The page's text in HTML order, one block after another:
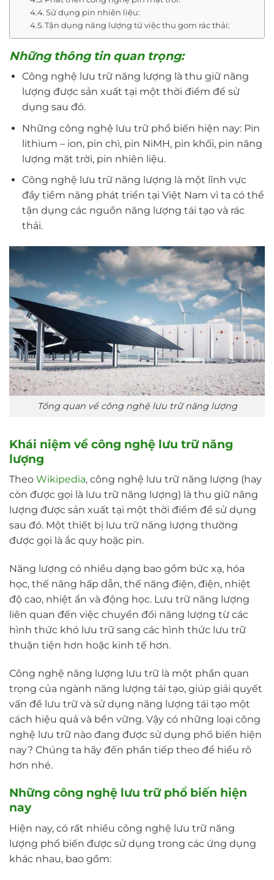
Sử dụng pin nhiên liệu:
Tận dụng năng lượng từ việc thu gom rác thải:
Những thông tin quan trọng:
Công nghệ lưu trữ năng lượng là thu giữ năng
lượng được sản xuất tại một thời điểm để sử
dụng sau đó.
Những công nghệ lưu trữ phổ biến hiện nay: Pin
lithium – ion, pin chì, pin NiMH, pin khối, pin năng
lượng mặt trời, pin nhiên liệu.
Công nghệ lưu trữ năng lượng là một lĩnh vực
đầy tiềm năng phát triển tại Việt Nam vì ta có thể
tận dụng các nguồn năng lượng tái tạo và rác
thải.
Tổng quan về công nghệ lưu trữ năng lượng
Khái niệm về công nghệ lưu trữ năng
lượng
Theo Wikipedia, công nghệ lưu trữ năng lượng (hay
còn được gọi là lưu trữ năng lượng) là thu giữ năng
lượng được sản xuất tại một thời điểm để sử dụng
sau đó. Một thiết bị lưu trữ năng lượng thường
được gọi là ắc quy hoặc pin.
Năng lượng có nhiều dạng bao gồm bức xạ, hóa
học, thế năng hấp dẫn, thế năng điện, điện, nhiệt
độ cao, nhiệt ẩn và động học. Lưu trữ năng lượng
liên quan đến việc chuyển đổi năng lượng từ các
hình thức khó lưu trữ sang các hình thức lưu trữ
thuận tiện hơn hoặc kinh tế hơn.
Công nghệ năng lượng lưu trữ là một phần quan
trọng của ngành năng lượng tái tạo, giúp giải quyết
vấn đề lưu trữ và sử dụng năng lượng tái tạo một
cách hiệu quả và bền vững. Vậy có những loại công
nghệ lưu trữ nào đang được sử dụng phổ biến hiện
nay? Chúng ta hãy đến phần tiếp theo để hiểu rõ
hơn nhé.
Những công nghệ lưu trữ phổ biến hiện
nay
Hiện nay, có rất nhiều công nghệ lưu trữ năng
lượng phổ biến được sử dụng trong các ứng dụng
khác nhau, bao gồm: